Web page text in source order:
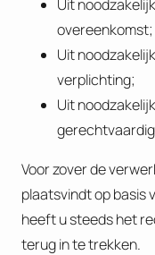
Uit
overeenkomst;
Uit
verplichting;
Uit
Voor zover de
plaatsvindt op basis
heeft u steeds het
terug in te trekken.